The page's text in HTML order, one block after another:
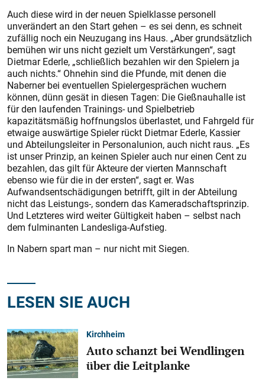
Auch diese wird in der neuen Spielklasse personell
unverändert an den Start gehen – es sei denn, es schneit
zufällig noch ein Neuzugang ins Haus. „Aber grundsätzlich
bemühen wir uns nicht gezielt um Verstärkungen“, sagt
Dietmar Ederle, „schließlich bezahlen wir den Spielern ja
auch nichts.“ Ohnehin sind die Pfunde, mit denen die
Naberner bei eventuellen Spielergesprächen wuchern
können, dünn gesät in diesen Tagen: Die Gießnauhalle ist
für den laufenden Trainings- und Spielbetrieb
kapazitätsmäßig hoffnungslos überlastet, und Fahrgeld für
etwaige auswärtige Spieler rückt Dietmar Ederle, Kassier
und Abteilungsleiter in Personalunion, auch nicht raus. „Es
ist unser Prinzip, an keinen Spieler auch nur einen Cent zu
bezahlen, das gilt für Akteure der vierten Mannschaft
ebenso wie für die in der ers­ten“, sagt er. Was
Aufwandsentschädigungen betrifft, gilt in der Abteilung
nicht das Leistungs-, sondern das Kameradschaftsprinzip.
Und Letzteres wird weiter Gültigkeit haben – selbst nach
dem fulminanten Landesliga-Aufstieg.
In Nabern spart man – nur nicht mit Siegen.
LESEN SIE AUCH
Kirchheim
Auto schanzt bei Wendlingen
über die Leitplanke